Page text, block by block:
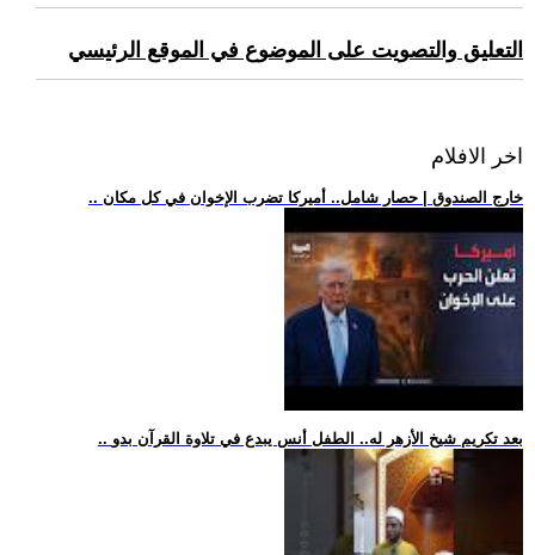
التعليق والتصويت على الموضوع في الموقع الرئيسي
اخر الافلام
.. خارج الصندوق | حصار شامل.. أميركا تضرب الإخوان في كل مكان
.. بعد تكريم شيخ الأزهر له.. الطفل أنس يبدع في تلاوة القرآن بدو